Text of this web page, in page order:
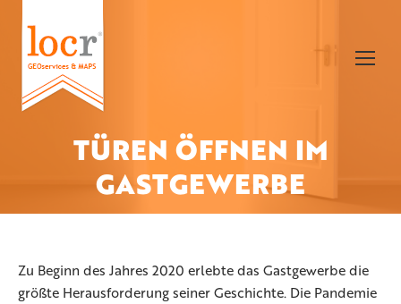
TÜREN ÖFFNEN IM
GASTGEWERBE
Sie befinden sich hier:
Zu Beginn des Jahres 2020 erlebte das Gastgewerbe die
größte Herausforderung seiner Geschichte. Die Pandemie